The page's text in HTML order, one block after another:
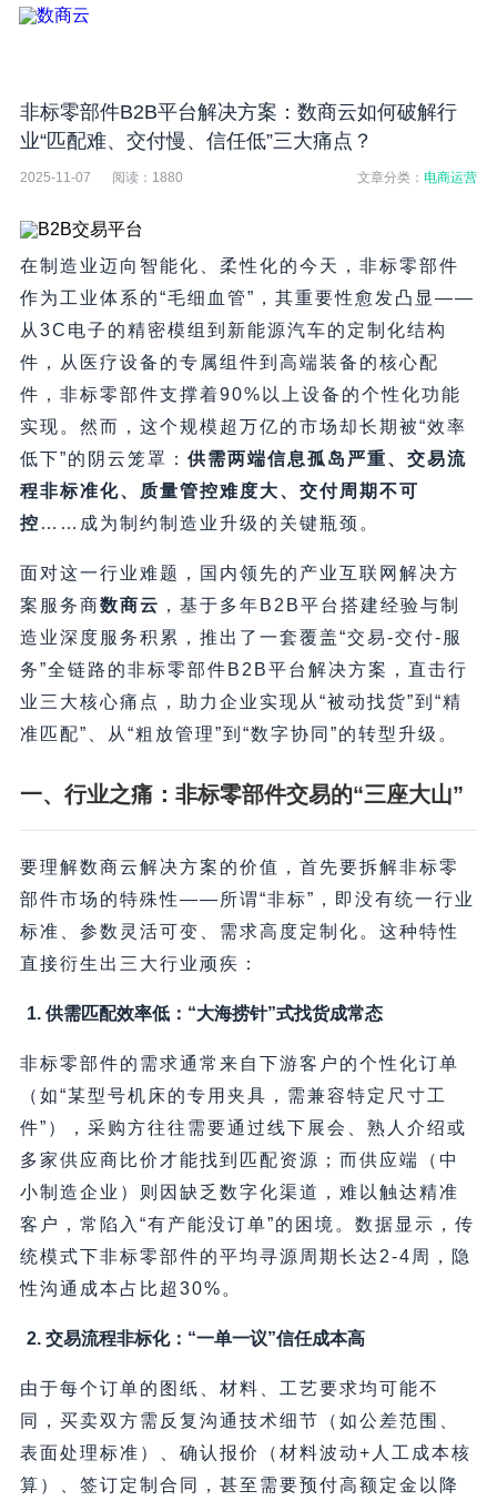
非标零部件B2B平台解决方案：数商云如何破解行
业“匹配难、交付慢、信任低”三大痛点？
2025-11-07 阅读： 1880 文章分类：电商运营
在制造业迈向智能化、柔性化的今天，非标零部件
作为工业体系的“毛细血管”，其重要性愈发凸显——
从3C电子的精密模组到新能源汽车的定制化结构
件，从医疗设备的专属组件到高端装备的核心配
件，非标零部件支撑着90%以上设备的个性化功能
实现。然而，这个规模超万亿的市场却长期被“效率
低下”的阴云笼罩： 供需两端信息孤岛严重、交易流
程非标准化、质量管控难度大、交付周期不可
控 ……成为制约制造业升级的关键瓶颈。
面对这一行业难题，国内领先的产业互联网解决方
案服务商数商云 ，基于多年B2B平台搭建经验与制
造业深度服务积累，推出了一套覆盖“交易-交付-服
务”全链路的非标零部件B2B平台解决方案，直击行
业三大核心痛点，助力企业实现从“被动找货”到“精
准匹配”、从“粗放管理”到“数字协同”的转型升级。
一、行业之痛：非标零部件交易的“三座大山”
要理解数商云解决方案的价值，首先要拆解非标零
部件市场的特殊性——所谓“非标”，即没有统一行业
标准、参数灵活可变、需求高度定制化。这种特性
直接衍生出三大行业顽疾：
1. 供需匹配效率低：“大海捞针”式找货成常态
非标零部件的需求通常来自下游客户的个性化订单
（如“某型号机床的专用夹具，需兼容特定尺寸工
件”），采购方往往需要通过线下展会、熟人介绍或
多家供应商比价才能找到匹配资源；而供应端（中
小制造企业）则因缺乏数字化渠道，难以触达精准
客户，常陷入“有产能没订单”的困境。数据显示，传
统模式下非标零部件的平均寻源周期长达2-4周，隐
性沟通成本占比超30%。
2. 交易流程非标化：“一单一议”信任成本高
由于每个订单的图纸、材料、工艺要求均可能不
同，买卖双方需反复沟通技术细节（如公差范围、
表面处理标准）、确认报价（材料波动+人工成本核
算）、签订定制合同，甚至需要预付高额定金以降